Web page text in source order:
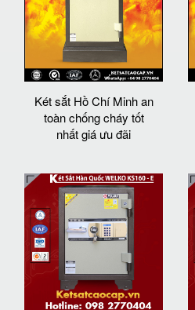
Két sắt Hồ Chí Minh an
toàn chống cháy tốt
nhất giá ưu đãi